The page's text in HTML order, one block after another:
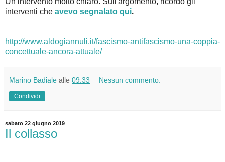
interventi che avevo segnalato qui.
http://www.aldogiannuli.it/fascismo-antifascismo-una-coppia-
concettuale-ancora-attuale/
Marino Badiale alle 09:33 Nessun commento:
Condividi
sabato 22 giugno 2019
Il collasso